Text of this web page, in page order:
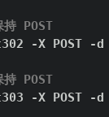
POST
-X POST -d
POST
-X POST -d